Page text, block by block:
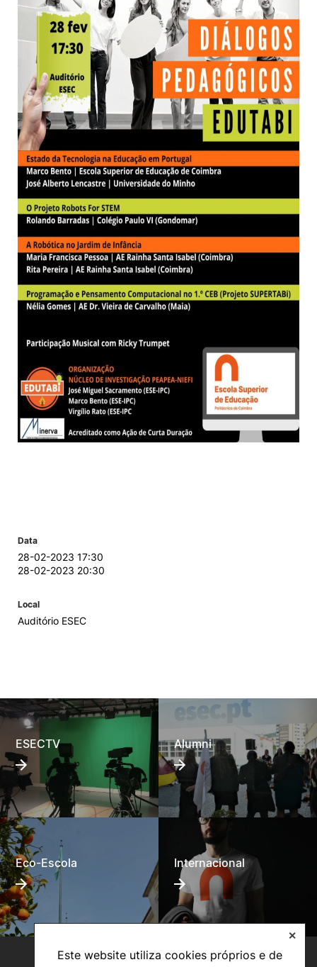
Este website utiliza cookies próprios e de
✕
Data
28-02-2023 17:30
28-02-2023 20:30
Local
Auditório ESEC
ESECTV Alumni
Eco-Escola Internacional